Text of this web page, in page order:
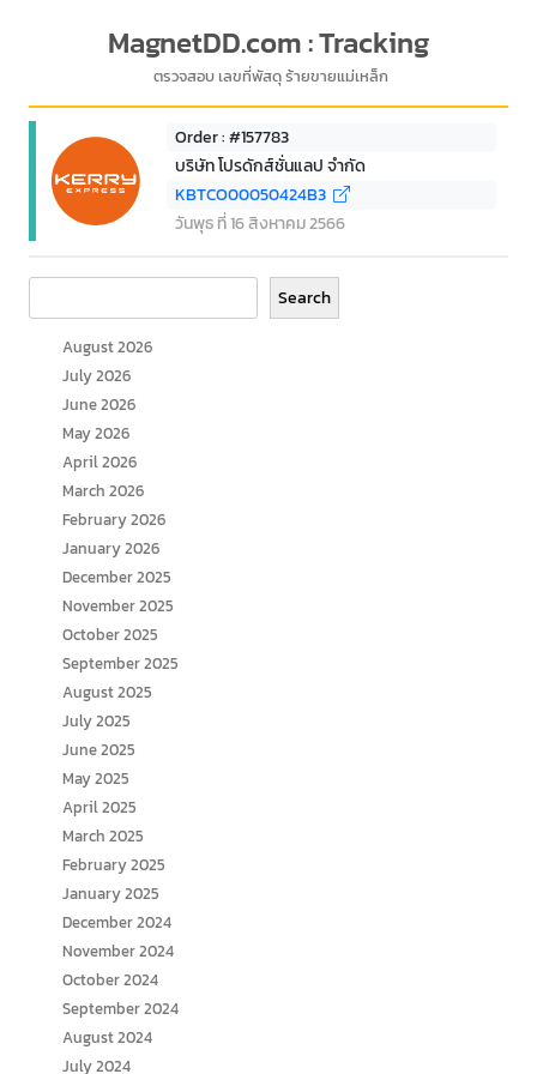
MagnetDD.com : Tracking
ตรวจสอบ เลขที่พัสดุ ร้ายขายแม่เหล็ก
Order : #157783
บริษัท โปรดักส์ชั่นแลป จำกัด
KBTCO00050424B3
วันพุธ ที่ 16 สิงหาคม 2566
Search
August 2026
July 2026
June 2026
May 2026
April 2026
March 2026
February 2026
January 2026
December 2025
November 2025
October 2025
September 2025
August 2025
July 2025
June 2025
May 2025
April 2025
March 2025
February 2025
January 2025
December 2024
November 2024
October 2024
September 2024
August 2024
July 2024